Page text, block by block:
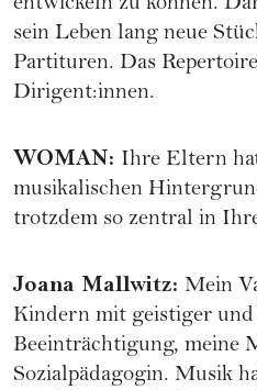
entwickeln zu können.
sein Leben lang neue
Partituren. Das
Dirigent:innen.
WOMAN: Ihre Eltern
musikalischen
trotzdem so zentral in
Joana Mallwitz: Mein
Kindern mit geistiger
Beeinträchtigung, meine
Sozialpädagogin. Musik